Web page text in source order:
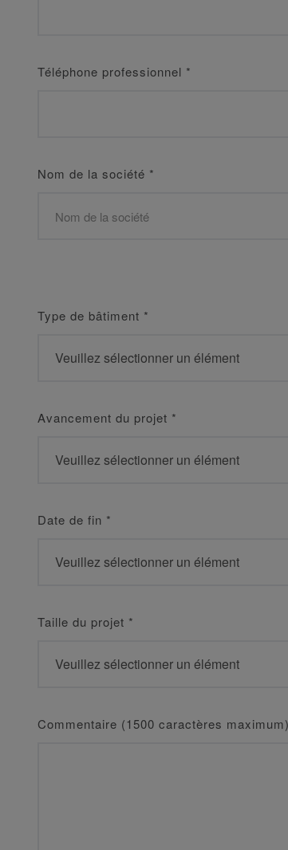
Téléphone professionnel *
Nom de la société *
Type de bâtiment *
Avancement du projet *
Date de fin *
Taille du projet *
Commentaire (1500 caractères